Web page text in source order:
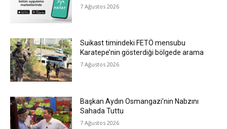
7 Ağustos 2026
Suikast timindeki FETÖ mensubu
Karatepe’nin gösterdiği bölgede arama
7 Ağustos 2026
Başkan Aydın Osmangazi’nin Nabzını
Sahada Tuttu
7 Ağustos 2026